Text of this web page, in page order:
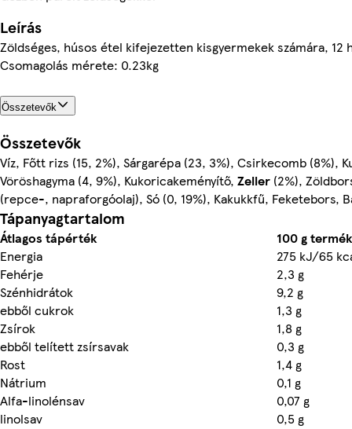
Leírás
Zöldséges, húsos étel kifejezetten kisgyermekek számára, 12
Csomagolás mérete: 0.23kg
Összetevők
Összetevők
Víz, Főtt rizs (15, 2%), Sárgarépa (23, 3%), Csirkecomb (8%),
Vöröshagyma (4, 9%), Kukoricakeményítő, Zeller (2%),
(repce-, napraforgóolaj), Só (0, 19%), Kakukkfű, Feketebors,
Tápanyagtartalom
Átlagos tápérték
100 g
Energia
275 kJ/65
Fehérje
2,3 g
Szénhidrátok
9,2 g
ebből cukrok
1,3 g
Zsírok
1,8 g
ebből telített zsírsavak
0,3 g
Rost
1,4 g
Nátrium
0,1 g
Alfa-linolénsav
0,07 g
linolsav
0,5 g